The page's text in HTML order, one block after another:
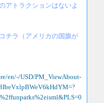
アトラクションはないよ
チラ（アメリカの国旗が
en/-/USD/PM_ViewAbout-